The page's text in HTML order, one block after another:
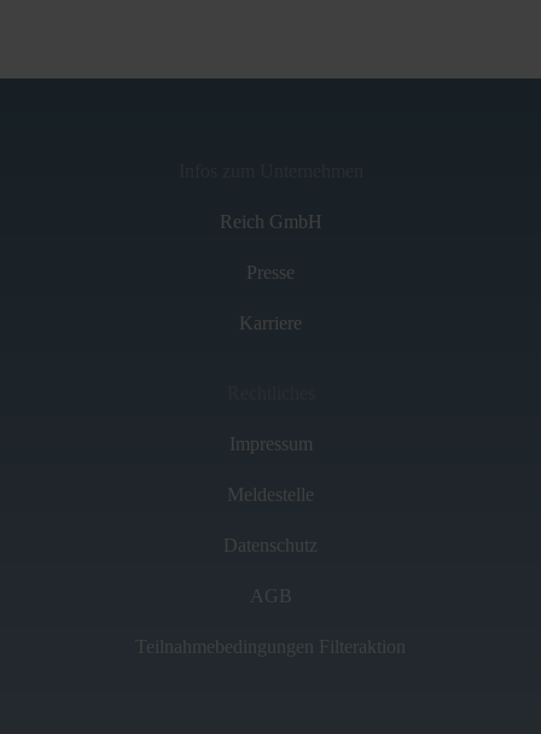
Reich GmbH
Presse
Karriere
Impressum
Meldestelle
Datenschutz
AGB
Teilnahmebedingungen Filteraktion